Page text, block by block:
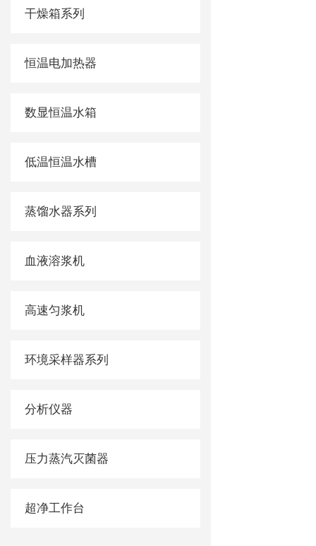
干燥箱系列
恒温电加热器
数显恒温水箱
低温恒温水槽
蒸馏水器系列
血液溶浆机
高速匀浆机
环境采样器系列
分析仪器
压力蒸汽灭菌器
超净工作台